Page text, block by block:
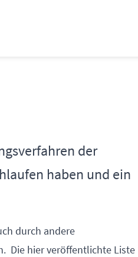
der
haben und ein
durch andere
Die hier veröffentlichte Liste